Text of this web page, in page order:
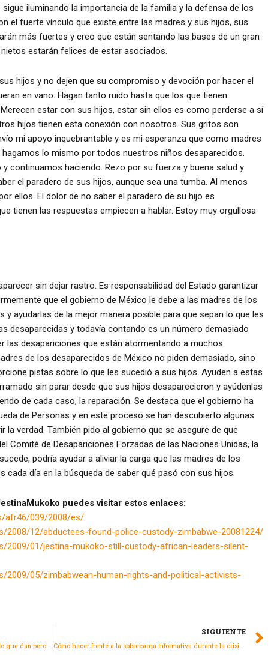
iluminando la importancia de la familia y la defensa de los
el fuerte vínculo que existe entre las madres y sus hijos, sus
más fuertes y creo que están sentando las bases de un gran
estarán felices de estar asociados.
hijos y no dejen que su compromiso y devoción por hacer el
en vano. Hagan tanto ruido hasta que los que tienen
estar con sus hijos, estar sin ellos es como perderse a sí
hijos tienen esta conexión con nosotros. Sus gritos son
mi apoyo inquebrantable y es mi esperanza que como madres
lo mismo por todos nuestros niños desaparecidos.
continuamos haciendo. Rezo por su fuerza y buena salud y
el paradero de sus hijos, aunque sea una tumba. Al menos
ellos. El dolor de no saber el paradero de su hijo es
tienen las respuestas empiecen a hablar. Estoy muy orgullosa
sin dejar rastro. Es responsabilidad del Estado garantizar
que el gobierno de México le debe a las madres de los
ayudarlas de la mejor manera posible para que sepan lo que les
desaparecidas y todavía contando es un número demasiado
las desapariciones que están atormentando a muchos
de los desaparecidos de México no piden demasiado, sino
pistas sobre lo que les sucedió a sus hijos. Ayuden a estas
sin parar desde que sus hijos desaparecieron y ayúdenlas
de cada caso, la reparación. Se destaca que el gobierno ha
de Personas y en este proceso se han descubierto algunas
la verdad. También pido al gobierno que se asegure de que
Comité de Desapariciones Forzadas de las Naciones Unidas, la
podría ayudar a aliviar la carga que las madres de los
cada día en la búsqueda de saber qué pasó con sus hijos.
puedes visitar estos enlaces:
afr46/039/2008/es/
2008/12/abductees-found-police-custody-zimbabwe-20081224/
2009/01/jestina-mukoko-still-custody-african-leaders-silent-
2009/05/zimbabwean-human-rights-and-political-activists-
Las opiniones de la Ley Amnistía están a todo lo que dan pero ¿tú no sabes qué decir?
SIGUIENTE
Cómo hacer frente a la sobrecarga informativa durante la crisis de COVID-19